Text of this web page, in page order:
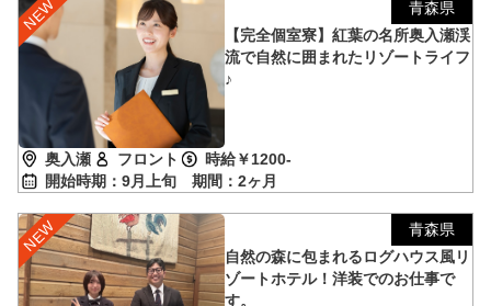
青森県
【完全個室寮】紅葉の名所奥入瀬渓
流で自然に囲まれたリゾートライフ
♪
奥入瀬 フロント
時給￥1200-
開始時期：9月上旬 期間：2ヶ月
青森県
自然の森に包まれるログハウス風リ
ゾートホテル！洋装でのお仕事で
す。